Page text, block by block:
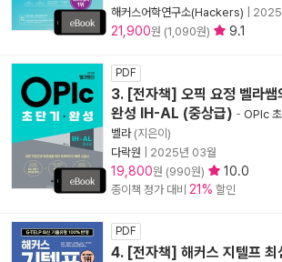
해커스어학연구소(Hackers)
2025
21,900원 (1,090원) 9.1
PDF
3. [전자책] 오픽 요정 벨라쌤
완성 IH-AL (중상급) - OPIc
벨라(지은이)
다락원
2025년 03월
19,800원 (990원) 10.0
종이책 정가 대비 21% 할인
PDF
4. [전자책] 해커스 지텔프 최